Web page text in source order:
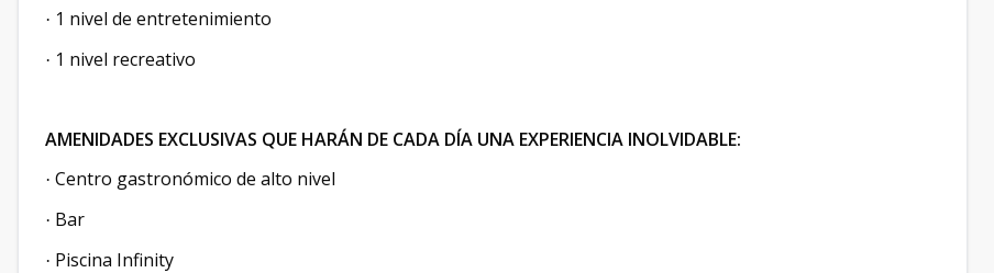
· 1 nivel de entretenimiento
· 1 nivel recreativo
AMENIDADES EXCLUSIVAS QUE HARÁN DE CADA DÍA UNA EXPERIENCIA INOLVIDABLE:
· Centro gastronómico de alto nivel
· Bar
· Piscina Infinity